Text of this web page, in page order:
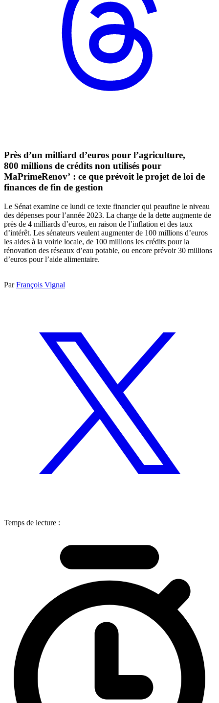
Près d’un milliard d’euros pour l’agriculture,
800 millions de crédits non utilisés pour
MaPrimeRenov’ : ce que prévoit le projet de loi de
finances de fin de gestion
Le Sénat examine ce lundi ce texte financier qui peaufine le niveau
des dépenses pour l’année 2023. La charge de la dette augmente de
près de 4 milliards d’euros, en raison de l’inflation et des taux
d’intérêt. Les sénateurs veulent augmenter de 100 millions d’euros
les aides à la voirie locale, de 100 millions les crédits pour la
rénovation des réseaux d’eau potable, ou encore prévoir 30 millions
d’euros pour l’aide alimentaire.
ParFrançois Vignal
Temps de lecture :